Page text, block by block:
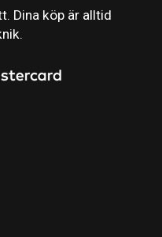
Dina köp är alltid